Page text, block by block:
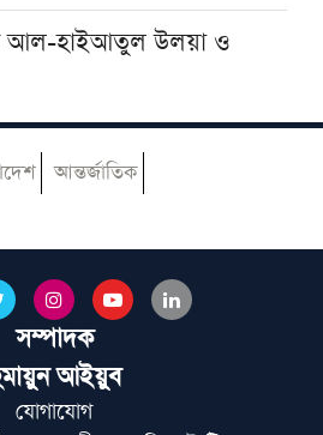
আল-হাইআতুল উলয়া ও
ভ্রান্ত, কী তাদের আকিদা
রওয়ানা করলেন নাটোরের
আন্তর্জাতিক
সম্পাদক
আইয়ুব
যোগাযোগ